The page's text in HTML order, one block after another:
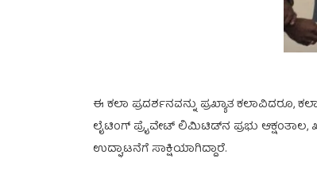
ಈ ಕಲಾ ಪ್ರದರ್ಶನವನ್ನು ಪ್ರಖ್ಯಾತ
ಲೈಟಿಂಗ್ ಪ್ರೈವೇಟ್ ಲಿಮಿಟಿಡ್‍ನ ಪ್ರಭು ಆಕ್ಷಂತಾಲ,
ಉದ್ಘಾಟನೆಗೆ ಸಾಕ್ಷಿಯಾಗಿದ್ದಾರೆ.